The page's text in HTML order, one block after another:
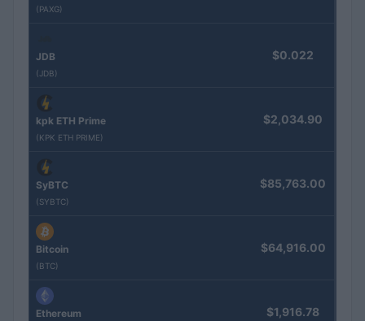
(PAXG)
JDB
(JDB)
$0.022
kpk ETH Prime
(KPK ETH PRIME)
$2,034.90
SyBTC
(SYBTC)
$85,763.00
Bitcoin
(BTC)
$64,916.00
Ethereum $1,916.78